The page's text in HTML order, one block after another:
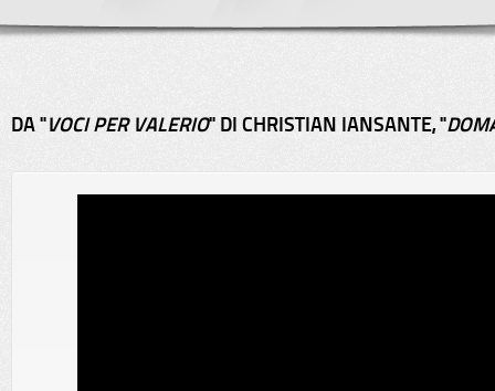
DA "VOCI PER VALERIO" DI CHRISTIAN IANSANTE, "